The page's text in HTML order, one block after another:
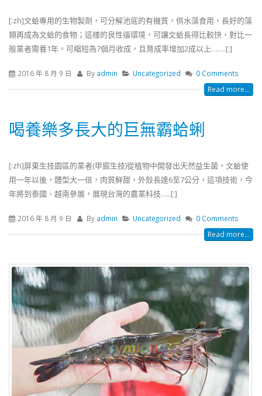
[:zh]文蛤專用的生物製劑，可分解池底的有機質，供水藻食用，長好的藻
類再成為文蛤的食物；這樣的良性循環境，可讓文蛤長得比較快，對比一
般業者需養1年，可縮短為7個月收成，且育成率增加2成以上…….[:]
2016 年 8 月 9 日 By admin Uncategorized 0 Comments
Read more...
喝養樂多長大的巨無霸蛤蜊
[:zh]屏東生技園區的業者(甲宸生技)從植物中開發出天然益生菌，文蛤使
用一年以後，體型大一倍，肉質鮮甜，外殼長達6至7公分，這項技術，今
年將到泰國、越南參展，展現台灣的農業科技…..[:]
2016 年 8 月 9 日 By admin Uncategorized 0 Comments
Read more...